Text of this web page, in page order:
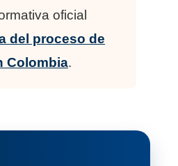
oficial
del proceso de
Colombia.